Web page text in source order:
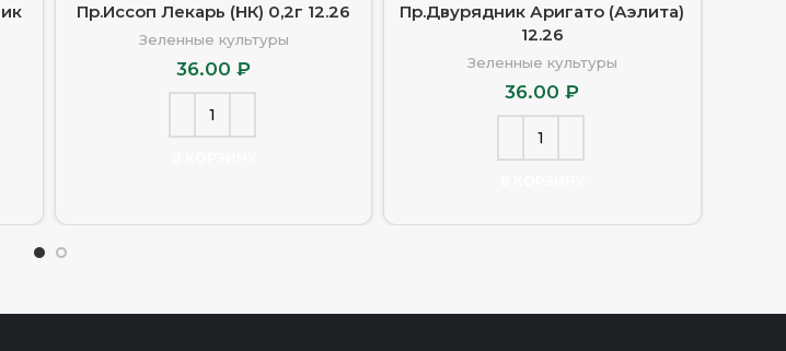
Пр.Иссоп Лекарь (НК) 0,2г 12.26
Зеленные культуры
36.00₽
Пр.Двурядник Аригато (Аэлита)
12.26
Зеленные культуры
36.00₽